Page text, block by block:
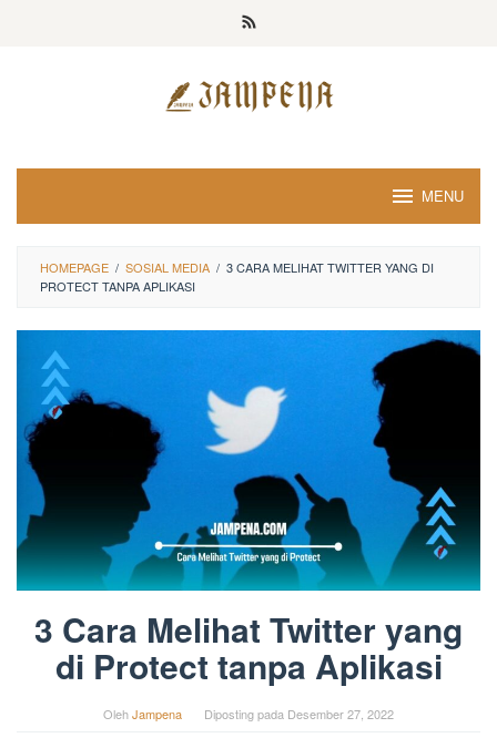
MENU
HOMEPAGE / SOSIAL MEDIA / 3 CARA MELIHAT TWITTER YANG DI
PROTECT TANPA APLIKASI
3 Cara Melihat Twitter yang
di Protect tanpa Aplikasi
OlehJampena Diposting pada Desember 27, 2022